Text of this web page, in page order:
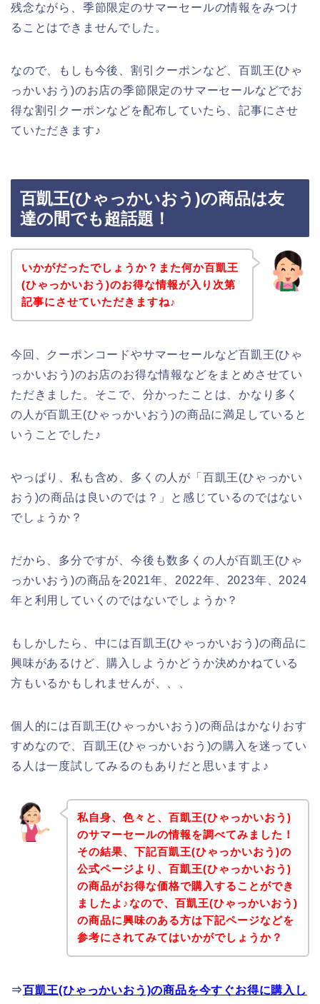
残念ながら、季節限定のサマーセールの情報をみつけ
ることはできませんでした。
なので、もしも今後、割引クーポンなど、百凱王(ひゃ
っかいおう)のお店の季節限定のサマーセールなどでお
得な割引クーポンなどを配布していたら、記事にさせ
ていただきます♪
百凱王(ひゃっかいおう)の商品は友
達の間でも超話題！
いかがだったでしょうか？また何か百凱王
(ひゃっかいおう)のお得な情報が入り次第
記事にさせていただきますね♪
今回、クーポンコードやサマーセールなど百凱王(ひゃ
っかいおう)のお店のお得な情報などをまとめさせてい
ただきました。そこで、分かったことは、かなり多く
の人が百凱王(ひゃっかいおう)の商品に満足していると
いうことでした♪
やっぱり、私も含め、多くの人が「百凱王(ひゃっかい
おう)の商品は良いのでは？」と感じているのではない
でしょうか？
だから、多分ですが、今後も数多くの人が百凱王(ひゃ
っかいおう)の商品を2021年、2022年、2023年、2024
年と利用していくのではないでしょうか？
もしかしたら、中には百凱王(ひゃっかいおう)の商品に
興味があるけど、購入しようかどうか決めかねている
方もいるかもしれませんが、、、
個人的には百凱王(ひゃっかいおう)の商品はかなりおす
すめなので、百凱王(ひゃっかいおう)の購入を迷ってい
る人は一度試してみるのもありだと思いますよ♪
私自身、色々と、百凱王(ひゃっかいおう)
のサマーセールの情報を調べてみました！
その結果、下記百凱王(ひゃっかいおう)の
公式ページより、百凱王(ひゃっかいおう)
の商品がお得な価格で購入することができ
ましたよ♪なので、百凱王(ひゃっかいおう)
の商品に興味のある方は下記ページなどを
参考にされてみてはいかがでしょうか？
⇒百凱王(ひゃっかいおう)の商品を今すぐお得に購入し